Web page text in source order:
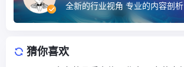
全新的行业视角 专业的内容剖析
猜你喜欢